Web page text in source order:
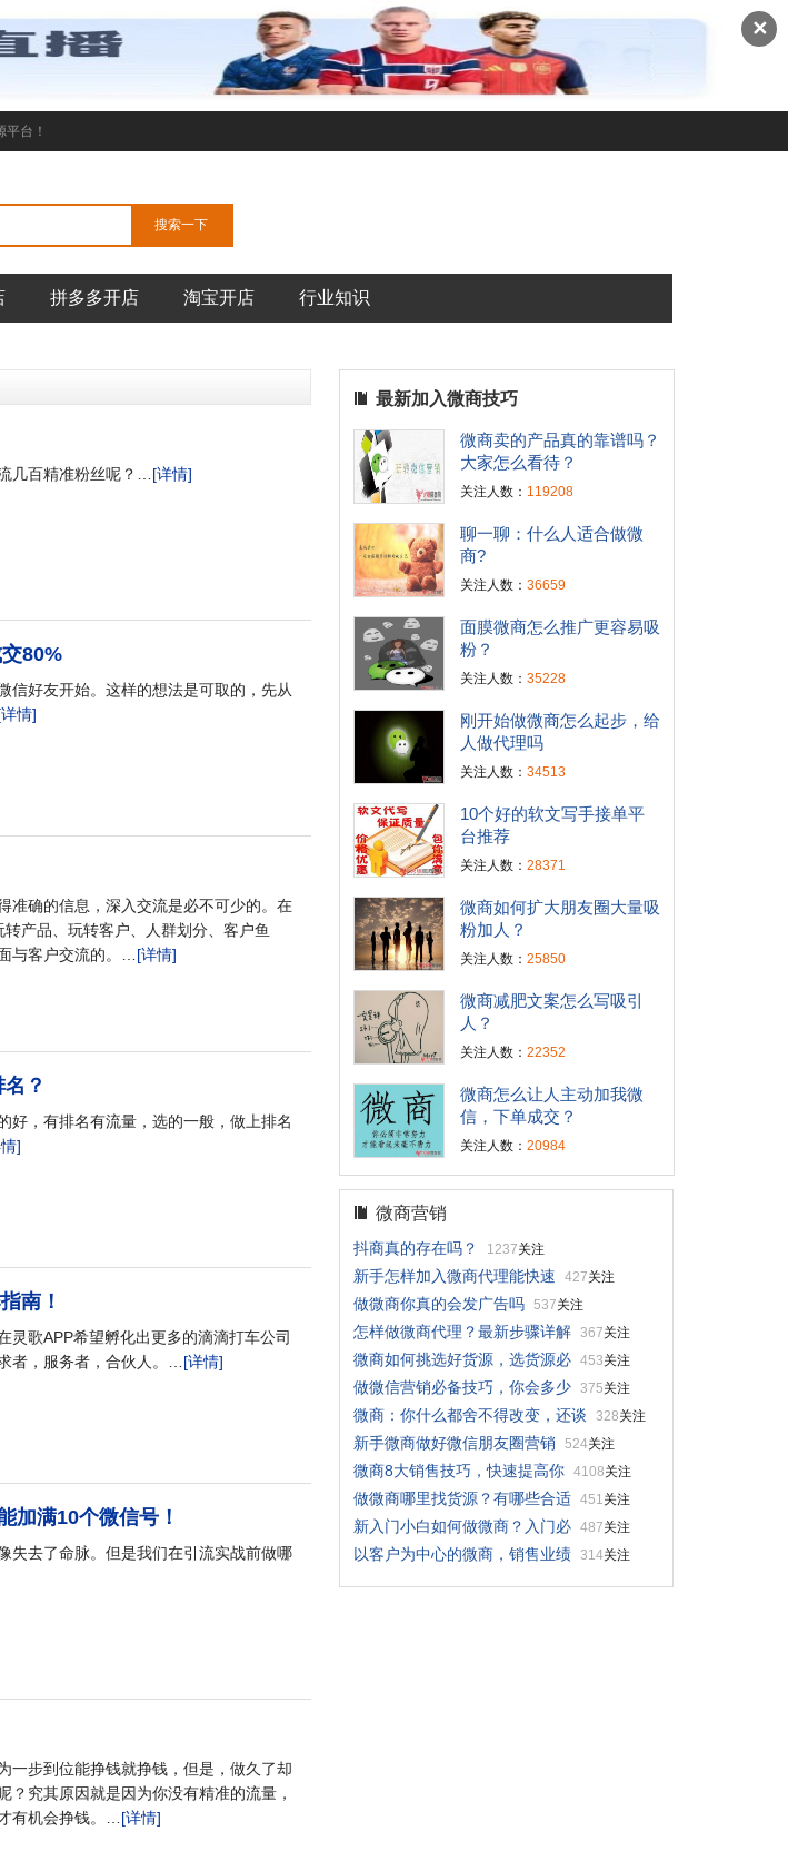
✕
台！
拼多多开店 淘宝开店 行业知识
几百精准粉丝呢？… [详情]
80%
信好友开始。这样的想法是可取的，先从
情]
准确的信息，深入交流是必不可少的。在
产品、玩转客户、人群划分、客户鱼
与客户交流的。… [详情]
？
好，有排名有流量，选的一般，做上排名
]
南！
灵歌APP希望孵化出更多的滴滴打车公司
者，服务者，合伙人。… [详情]
加满10个微信号！
失去了命脉。但是我们在引流实战前做哪
一步到位能挣钱就挣钱，但是，做久了却
究其原因就是因为你没有精准的流量，
有机会挣钱。… [详情]
最新加入微商技巧
微商卖的产品真的靠谱吗？
大家怎么看待？
关注人数： 119208
聊一聊：什么人适合做微
商?
关注人数： 36659
面膜微商怎么推广更容易吸
粉？
关注人数： 35228
刚开始做微商怎么起步，给
人做代理吗
关注人数： 34513
10个好的软文写手接单平
台推荐
关注人数： 28371
微商如何扩大朋友圈大量吸
粉加人？
关注人数： 25850
微商减肥文案怎么写吸引
人？
关注人数： 22352
微商怎么让人主动加我微
信，下单成交？
关注人数： 20984
微商营销
抖商真的存在吗？ 1237关注
新手怎样加入微商代理能快速 427关注
做微商你真的会发广告吗 537关注
怎样做微商代理？最新步骤详解 367关注
微商如何挑选好货源，选货源必 453关注
做微信营销必备技巧，你会多少 375关注
微商：你什么都舍不得改变，还谈 328关注
新手微商做好微信朋友圈营销 524关注
微商8大销售技巧，快速提高你 4108关注
做微商哪里找货源？有哪些合适 451关注
新入门小白如何做微商？入门必 487关注
以客户为中心的微商，销售业绩 314关注